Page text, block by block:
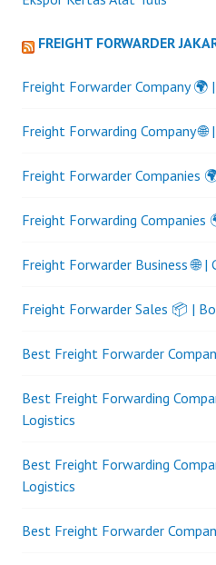
FREIGHT FORWARDER
Freight Forwarder Company
Freight Forwarding Company
Freight Forwarder Companies
Freight Forwarding
Freight Forwarder Business 🌐
Freight Forwarder Sales 📦 |
Best Freight Forwarder
Best Freight Forwarding
Logistics
Best Freight Forwarding
Logistics
Best Freight Forwarder